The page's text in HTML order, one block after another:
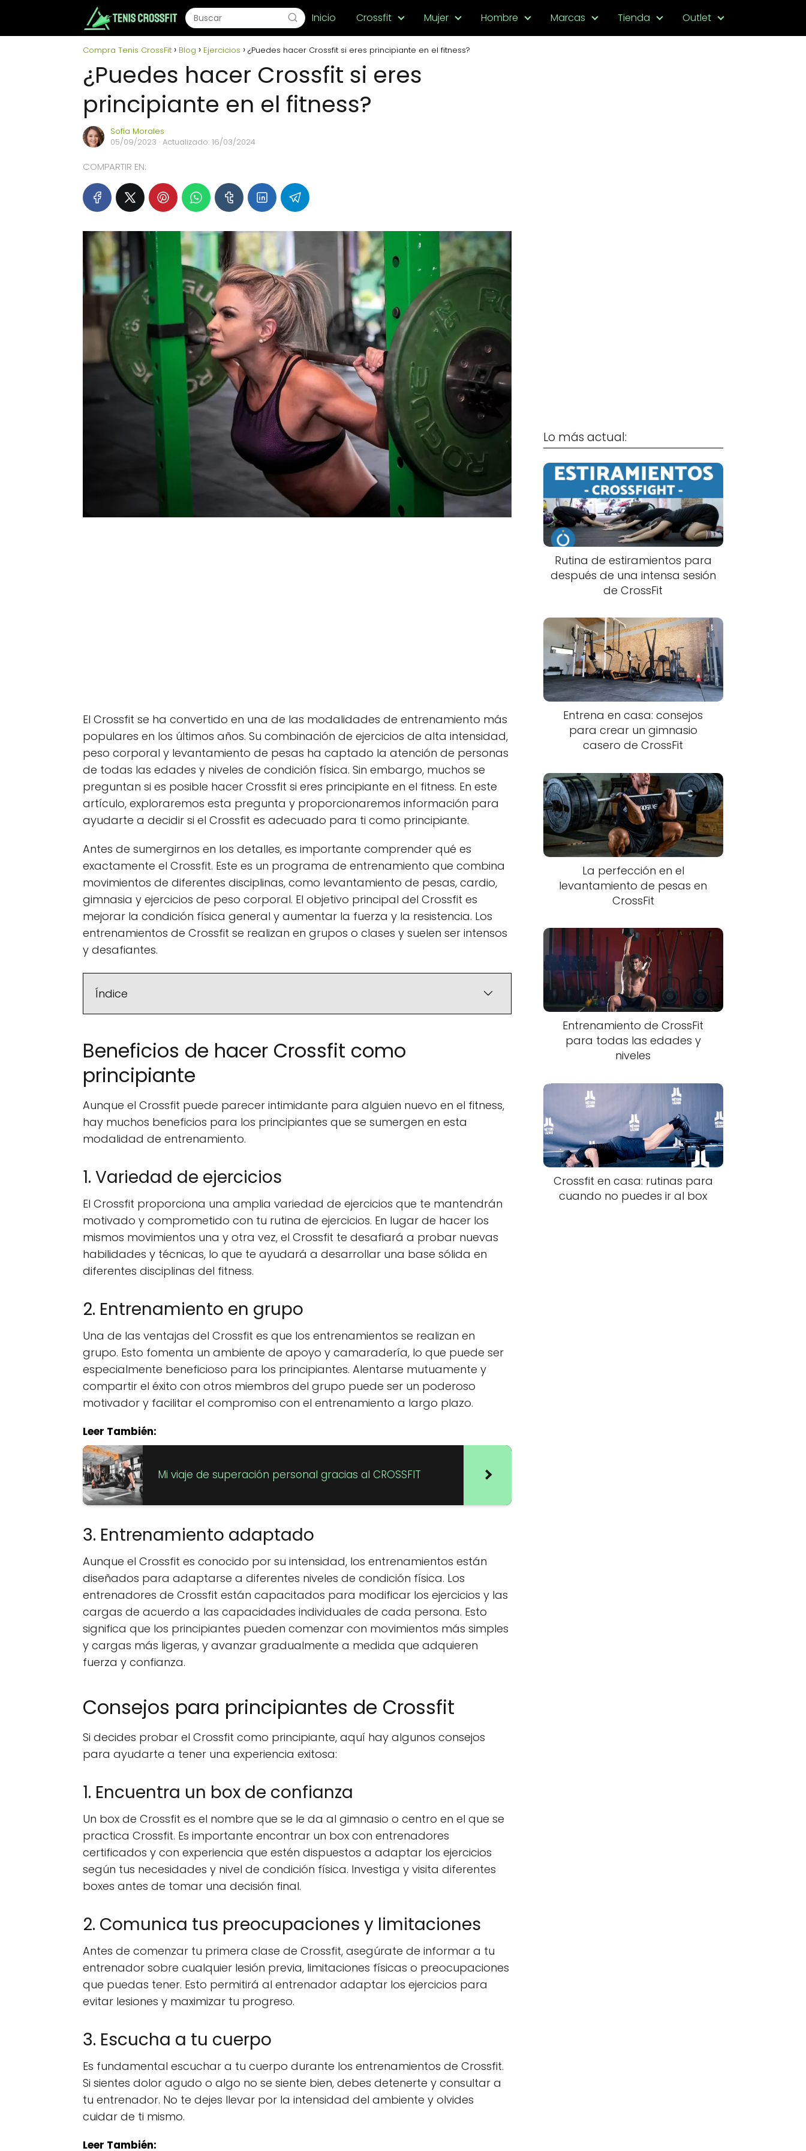
Inicio Crossfit Mujer Hombre Marcas Tienda Outlet
Compra Tenis CrossFit Blog Ejercicios ¿Puedes hacer Crossfit si eres principiante en el fitness?
¿Puedes hacer Crossfit si eres
principiante en el fitness?
Sofía Morales
05/09/2023 · Actualizado: 16/03/2024
COMPARTIR EN:
El Crossfit se ha convertido en una de las modalidades de entrenamiento más
populares en los últimos años. Su combinación de ejercicios de alta intensidad,
peso corporal y levantamiento de pesas ha captado la atención de personas
de todas las edades y niveles de condición física. Sin embargo, muchos se
preguntan si es posible hacer Crossfit si eres principiante en el fitness. En este
artículo, exploraremos esta pregunta y proporcionaremos información para
ayudarte a decidir si el Crossfit es adecuado para ti como principiante.
Antes de sumergirnos en los detalles, es importante comprender qué es
exactamente el Crossfit. Este es un programa de entrenamiento que combina
movimientos de diferentes disciplinas, como levantamiento de pesas, cardio,
gimnasia y ejercicios de peso corporal. El objetivo principal del Crossfit es
mejorar la condición física general y aumentar la fuerza y la resistencia. Los
entrenamientos de Crossfit se realizan en grupos o clases y suelen ser intensos
y desafiantes.
Índice
Beneficios de hacer Crossfit como
principiante
Aunque el Crossfit puede parecer intimidante para alguien nuevo en el fitness,
hay muchos beneficios para los principiantes que se sumergen en esta
modalidad de entrenamiento.
1. Variedad de ejercicios
El Crossfit proporciona una amplia variedad de ejercicios que te mantendrán
motivado y comprometido con tu rutina de ejercicios. En lugar de hacer los
mismos movimientos una y otra vez, el Crossfit te desafiará a probar nuevas
habilidades y técnicas, lo que te ayudará a desarrollar una base sólida en
diferentes disciplinas del fitness.
2. Entrenamiento en grupo
Una de las ventajas del Crossfit es que los entrenamientos se realizan en
grupo. Esto fomenta un ambiente de apoyo y camaradería, lo que puede ser
especialmente beneficioso para los principiantes. Alentarse mutuamente y
compartir el éxito con otros miembros del grupo puede ser un poderoso
motivador y facilitar el compromiso con el entrenamiento a largo plazo.
Leer También:
Mi viaje de superación personal gracias al CROSSFIT
3. Entrenamiento adaptado
Aunque el Crossfit es conocido por su intensidad, los entrenamientos están
diseñados para adaptarse a diferentes niveles de condición física. Los
entrenadores de Crossfit están capacitados para modificar los ejercicios y las
cargas de acuerdo a las capacidades individuales de cada persona. Esto
significa que los principiantes pueden comenzar con movimientos más simples
y cargas más ligeras, y avanzar gradualmente a medida que adquieren
fuerza y confianza.
Consejos para principiantes de Crossfit
Si decides probar el Crossfit como principiante, aquí hay algunos consejos
para ayudarte a tener una experiencia exitosa:
1. Encuentra un box de confianza
Un box de Crossfit es el nombre que se le da al gimnasio o centro en el que se
practica Crossfit. Es importante encontrar un box con entrenadores
certificados y con experiencia que estén dispuestos a adaptar los ejercicios
según tus necesidades y nivel de condición física. Investiga y visita diferentes
boxes antes de tomar una decisión final.
2. Comunica tus preocupaciones y limitaciones
Antes de comenzar tu primera clase de Crossfit, asegúrate de informar a tu
entrenador sobre cualquier lesión previa, limitaciones físicas o preocupaciones
que puedas tener. Esto permitirá al entrenador adaptar los ejercicios para
evitar lesiones y maximizar tu progreso.
3. Escucha a tu cuerpo
Es fundamental escuchar a tu cuerpo durante los entrenamientos de Crossfit.
Si sientes dolor agudo o algo no se siente bien, debes detenerte y consultar a
tu entrenador. No te dejes llevar por la intensidad del ambiente y olvides
cuidar de ti mismo.
Leer También:
Lo más actual:
Rutina de estiramientos para
después de una intensa sesión
de CrossFit
Entrena en casa: consejos
para crear un gimnasio
casero de CrossFit
La perfección en el
levantamiento de pesas en
CrossFit
Entrenamiento de CrossFit
para todas las edades y
niveles
Crossfit en casa: rutinas para
cuando no puedes ir al box